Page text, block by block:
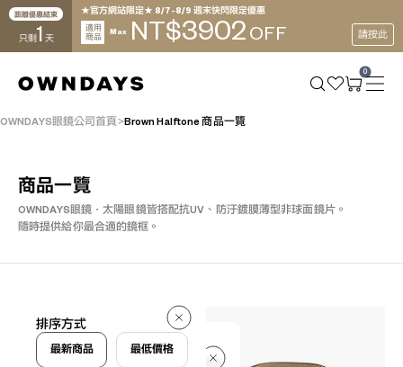
距離優惠結束
只剩1 天
★官方網站限定★ 8/7~8/9 週末快閃限定優惠
適用
商品
Max NT$3902 OFF 請按此
0
OWNDAYS眼鏡公司首頁 Brown Halftone 商品一覽
商品一覽
OWNDAYS眼鏡・太陽眼鏡皆搭配抗UV、防汙鍍膜薄型非球面鏡片。
隨時提供給你最合適的鏡框。
6 件
排序方式
最新商品 最低價格